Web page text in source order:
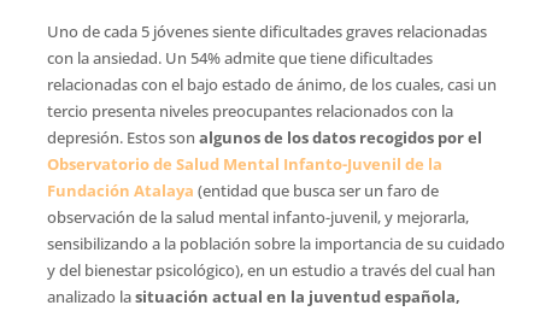
Uno de cada 5 jóvenes siente dificultades graves relacionadas
con la ansiedad. Un 54% admite que tiene dificultades
relacionadas con el bajo estado de ánimo, de los cuales, casi un
tercio presenta niveles preocupantes relacionados con la
depresión. Estos son algunos de los datos recogidos por el
Observatorio de Salud Mental Infanto-Juvenil de la
Fundación Atalaya (entidad que busca ser un faro de
observación de la salud mental infanto-juvenil, y mejorarla,
sensibilizando a la población sobre la importancia de su cuidado
y del bienestar psicológico), en un estudio a través del cual han
analizado lasituación actual en la juventud española,